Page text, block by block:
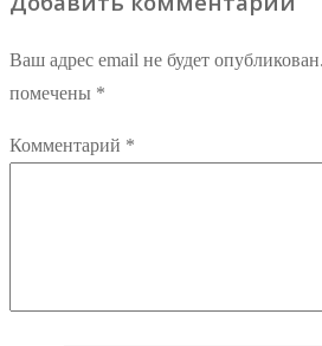
Ваш адрес email не будет опубликован.
помечены *
Комментарий *